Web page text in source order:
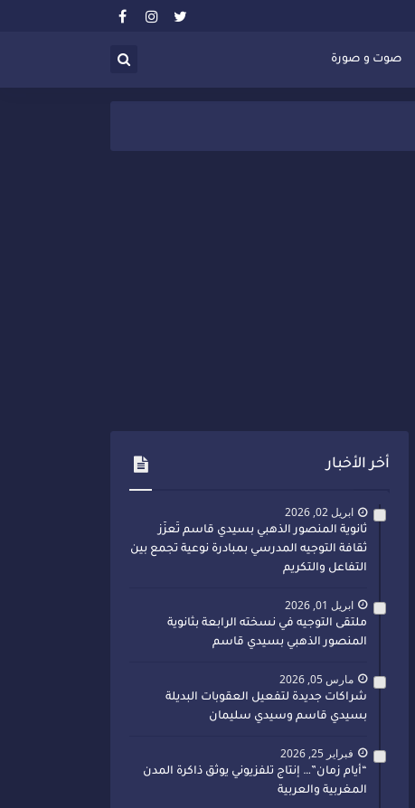
صوت و صورة
أخر الأخبار
ابريل 02, 2026
ثانوية المنصور الذهبي بسيدي قاسم تُعزّز
ثقافة التوجيه المدرسي بمبادرة نوعية تجمع بين
التفاعل والتكريم
ابريل 01, 2026
ملتقى التوجيه في نسخته الرابعة بثانوية
المنصور الذهبي بسيدي قاسم
مارس 05, 2026
شراكات جديدة لتفعيل العقوبات البديلة
بسيدي قاسم وسيدي سليمان
فبراير 25, 2026
“أيام زمان”… إنتاج تلفزيوني يوثق ذاكرة المدن
المغربية والعربية